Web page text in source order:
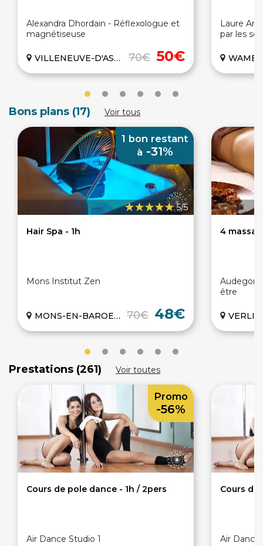
Alexandra Dhordain - Réflexologue et
magnétiseuse
70€ 50€
VILLENEUVE-D'ASCQ (59)
Laure
par les
Bons plans (17) Voir tous
5/5
Hair Spa - 1h
Mons Institut Zen
70€ 48€
MONS-EN-BAROEUL (59)
1 bon restant
à -31%
4
Audegon
être
Prestations (261) Voir toutes
Cours de pole dance - 1h / 2pers
Air Dance Studio 1
Promo
-56%
Cours de
Air Dance